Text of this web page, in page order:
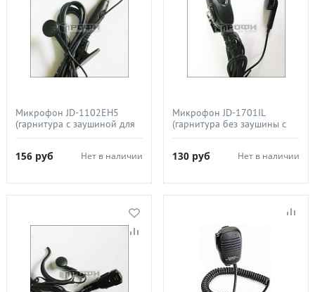
Микрофон JD-1102EH5
(гарнитура с заушиной для
156 руб Нет в наличии
Микрофон JD-1701IL
(гарнитура без заушины с
130 руб Нет в наличии